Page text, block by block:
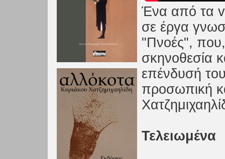
Ένα από τα
σε έργα
"Πνοές",
σκηνοθεσία
επένδυσή
προσωπική
Τελειωμένα